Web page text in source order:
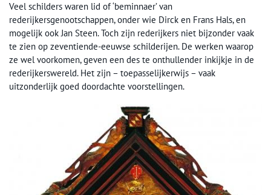
Veel schilders waren lid of ‘beminnaer’ van
rederijkersgenootschappen, onder wie Dirck en Frans Hals, en
mogelijk ook Jan Steen. Toch zijn rederijkers niet bijzonder vaak
te zien op zeventiende-eeuwse schilderijen. De werken waarop
ze wel voorkomen, geven een des te onthullender inkijkje in de
rederijkerswereld. Het zijn – toepasselijkerwijs – vaak
uitzonderlijk goed doordachte voorstellingen.